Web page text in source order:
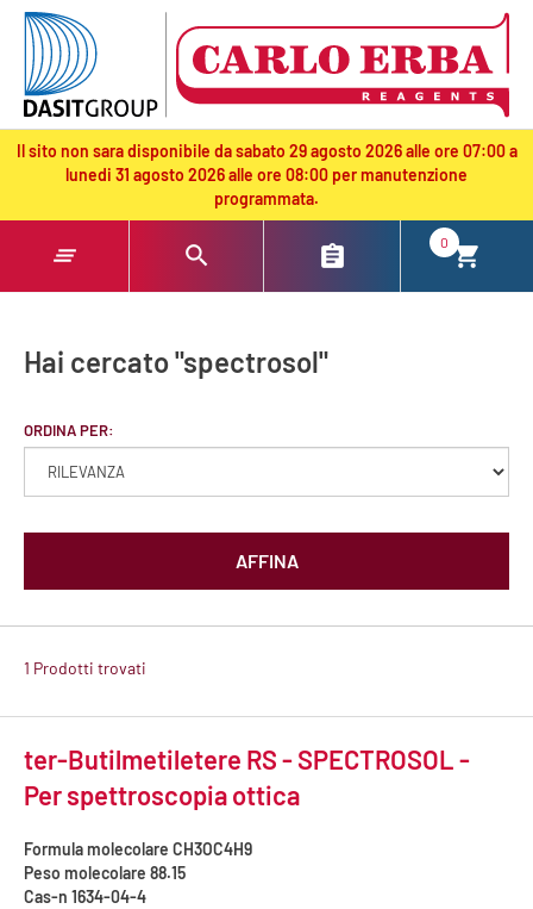
text.skipToContent
text.skipToNavigation
Il sito non sara disponibile da sabato 29 agosto 2026 alle ore 07:00 a
lunedi 31 agosto 2026 alle ore 08:00 per manutenzione
programmata.
0
Hai cercato "spectrosol"
ORDINA PER:
AFFINA
1 Prodotti trovati
ter-Butilmetiletere RS - SPECTROSOL -
Per spettroscopia ottica
Formula molecolare CH3OC4H9
Peso molecolare 88.15
Cas-n 1634-04-4